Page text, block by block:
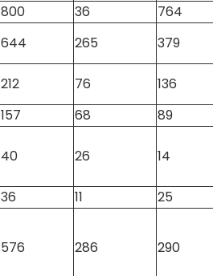
800 36
764
644 265 379
212 76
136
157 68 89
40 26 14
36 11 25
576 286 290